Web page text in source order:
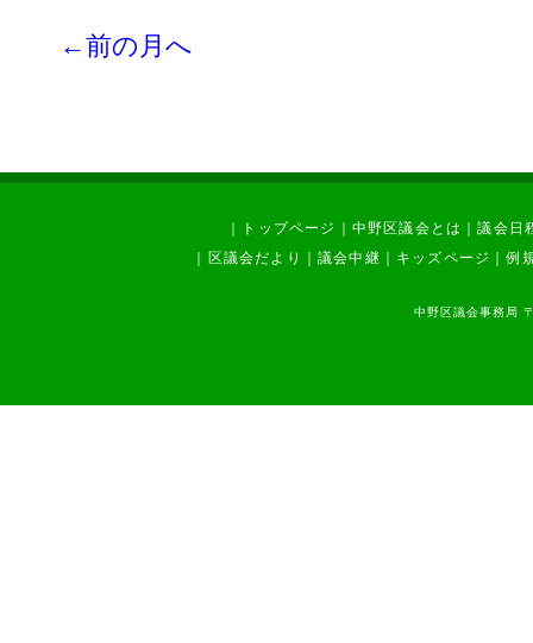
←前の月へ
トップページ 中野区議会とは ｜議会日
区議会だより ｜議会中継 キッズページ ｜例
中野区議会事務局